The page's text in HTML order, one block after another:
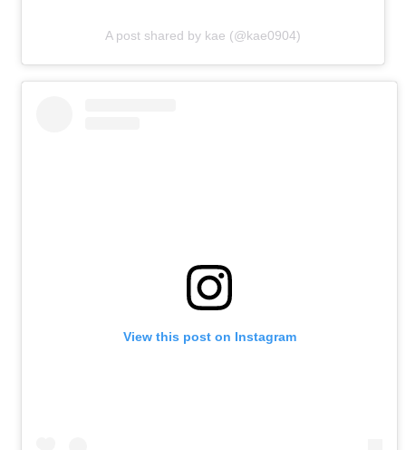
A post shared by kae (@kae0904)
View this post on Instagram